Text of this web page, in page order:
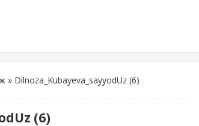
» Dilnoza_Kubayeva_sayyodUz (6)
(6)